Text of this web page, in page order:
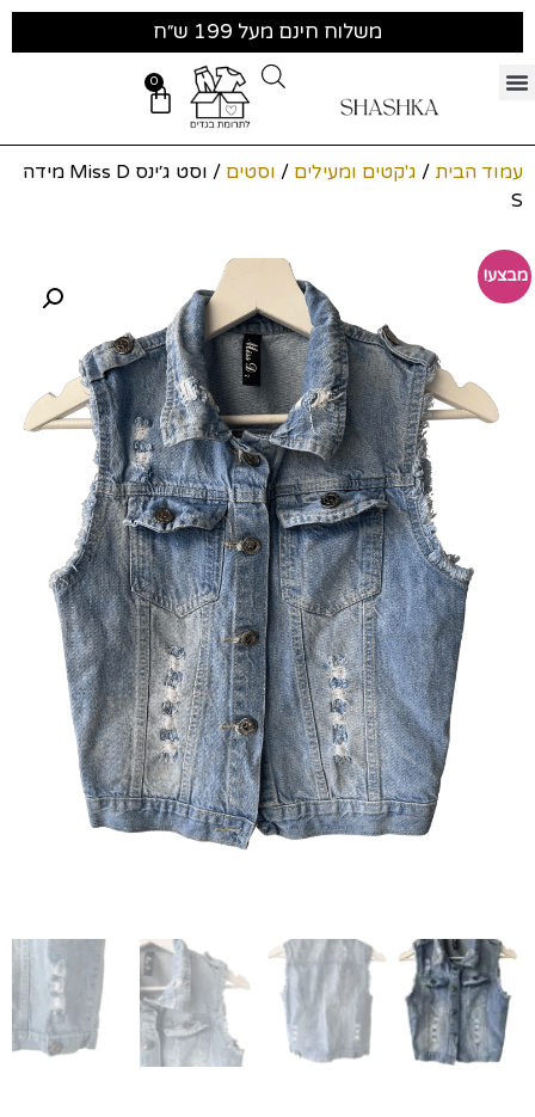
משלוח חינם מעל 199 ש״ח
0
עמוד הבית / ג'קטים ומעילים / וסטים
/ וסט ג׳ינס Miss D מידה
S
מבצע!